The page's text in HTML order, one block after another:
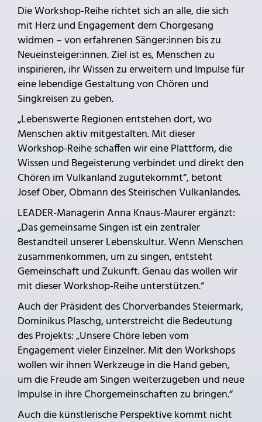
Die Workshop-Reihe richtet sich an alle, die sich
mit Herz und Engagement dem Chorgesang
widmen – von erfahrenen Sänger:innen bis zu
Neueinsteiger:innen. Ziel ist es, Menschen zu
inspirieren, ihr Wissen zu erweitern und Impulse für
eine lebendige Gestaltung von Chören und
Singkreisen zu geben.
„Lebenswerte Regionen entstehen dort, wo
Menschen aktiv mitgestalten. Mit dieser
Workshop-Reihe schaffen wir eine Plattform, die
Wissen und Begeisterung verbindet und direkt den
Chören im Vulkanland zugutekommt“, betont
Josef Ober, Obmann des Steirischen Vulkanlandes.
LEADER-Managerin Anna Knaus-Maurer ergänzt:
„Das gemeinsame Singen ist ein zentraler
Bestandteil unserer Lebenskultur. Wenn Menschen
zusammenkommen, um zu singen, entsteht
Gemeinschaft und Zukunft. Genau das wollen wir
mit dieser Workshop-Reihe unterstützen.“
Auch der Präsident des Chorverbandes Steiermark,
Dominikus Plaschg, unterstreicht die Bedeutung
des Projekts: „Unsere Chöre leben vom
Engagement vieler Einzelner. Mit den Workshops
wollen wir ihnen Werkzeuge in die Hand geben,
um die Freude am Singen weiterzugeben und neue
Impulse in ihre Chorgemeinschaften zu bringen.“
Auch die künstlerische Perspektive kommt nicht